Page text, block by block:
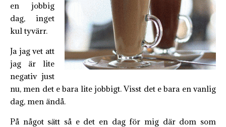
en jobbig
dag, inget
kul tyvärr.
Ja jag vet att
jag är lite
negativ just
nu, men det e bara lite jobbigt. Visst det e bara en vanlig
dag, men ändå.
På något sätt så e det en dag för mig där dom som